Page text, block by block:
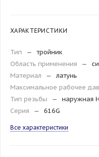
ХАРАКТЕРИСТИКИ
Тип —
тройник
Область применения
—
Материал
—
латунь
Максимальное рабочее
Тип резьбы
—
наружная
Серия
— 616G
Все характеристики